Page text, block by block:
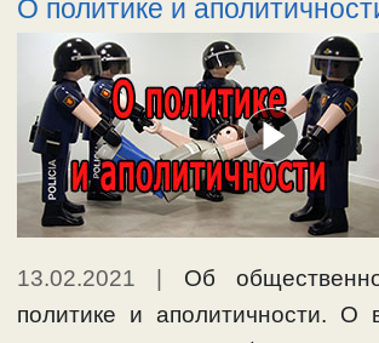
О политике и
13.02.2021 | Об
политике и аполитичности. О